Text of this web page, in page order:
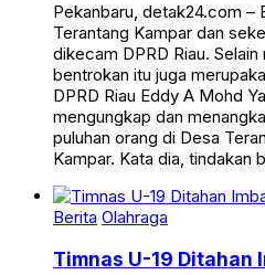
Pekanbaru, detak24.com –
Terantang Kampar dan
dikecam DPRD Riau.
bentrokan itu juga
DPRD Riau Eddy A Mohd
mengungkap dan
puluhan orang di Desa
Kampar. Kata dia, tindakan
Berita Olahraga
Timnas U-19 Ditahan